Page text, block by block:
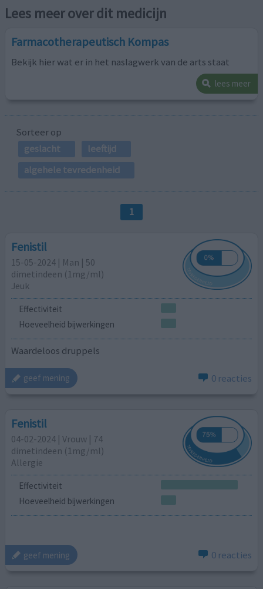
Lees meer over dit medicijn
Farmacotherapeutisch Kompas
Bekijk hier wat er in het naslagwerk van de arts staat
lees meer
Sorteer op
geslacht
leeftijd
algehele tevredenheid
1
Fenistil
15-05-2024 | Man | 50
dimetindeen (1mg/ml)
Jeuk
Effectiviteit
Hoeveelheid bijwerkingen
Waardeloos druppels
geef mening 0 reacties
Fenistil
04-02-2024 | Vrouw | 74
dimetindeen (1mg/ml)
Allergie
Effectiviteit
Hoeveelheid bijwerkingen
geef mening 0 reacties